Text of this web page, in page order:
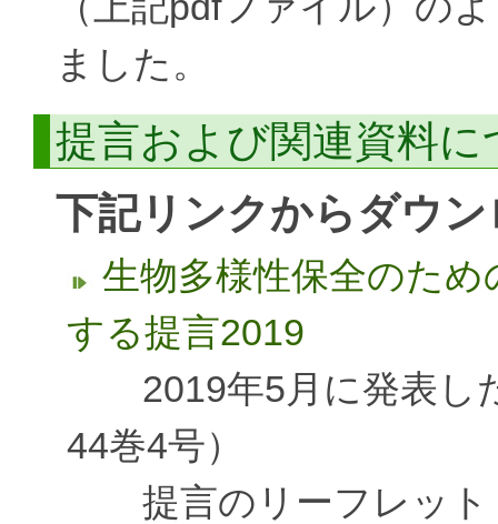
ました。
提言および関連資料に
下記リンクからダウ
生物多様性保全のた
する提言2019
2019年5月に発表し
44巻4号）
提言のリーフレット